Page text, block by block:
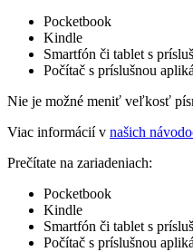
Pocketbook
Kindle
Smartfón či tablet s
Počítač s príslušnou
Nie je možné meniť veľkosť
Viac informácií v našich
Prečítate na zariadeniach:
Pocketbook
Kindle
Smartfón či tablet s
Počítač s príslušnou